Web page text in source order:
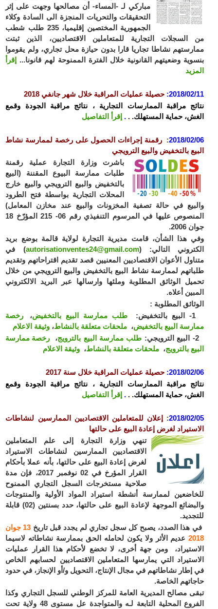
مباركي لـ -المساء- أن مصالحها وجهت على إثر
التحقيقات والتحريات المنجزة الى السادة وكلاء
الجمهورية المختصين إقليميا، 235 طلب شطب
من السجلات التجارية للمتعاملين الاقتصاديين، الذين ثبتت
ممارستهم نشاطا تجاريا قارا بدون حيازة محل تجاري، ولم يقوموا
بنسوية وضعيتهم القانونية خلال الفترة الممنوحة لهم قانونا...
إقرأ
المزيد
2018/02/11
: حصيلة عمليات المراقبة خلال شهر جانفي 2018
نتائج مراقبة الممارسات التجارية ، نتائج مراقبة الجودة وقمع
الغش، حماية المستهلك. . . إقرأ التفاصيل
2018/02/06
:رقمنة إجراءات الحصول على رخصة لممارسة نشاط
البيع بالتخفيض والبيع الترويجي
باشرت وزارة التجارة عملية رقمنة
طلبات ممارسة البيوع المقننة (البيع
بالتخفيض والبيع الترويجي والبيع خارج
المحلات التجارية بواسطة فتح الطرود
والبيع في حالة تصفية اﻟﻤﺨزونات والبيع عند مخازن المعامل)
المنصوص عليها في المرسوم التنفيذي رقم 06- 215 المؤرّخ 18
جوان 2006.
وفي هذا الشأن، قامت مديرية التجارة لولاية قالمة بوضع بريد
الكتروني التالي: (autorisationventes24@gmail.com) في
متناول الأعوان الاقتصاديين المعنيين قصد تقديم اقتراحاتهم وتقديم
طلباتهم لممارسة نشاط البيع بالتخفيض والبيع الترويجي من خلال
تحميل الوثائق المطلوبة وملئها وارسالها عبر البريد الالكتروني
المبين أعلاه.
الوثائق المطلوبة :
1- البيع بالتخفيض:
طلب ممارسة البيع بالتخفيض، رخصة
ممارسة البيع بالتخفيض، ملحقات متعلقة بالنشاط، وثيقة الاعلام
2- البيع الترويجي:
طلب ممارسة البيع بالترويج، رخصة ممارسة
البيع بالترويج، ملحقات متعلقة بالنشاط، وثيقة الاعلام
2018/02/06
: حصيلة عمليات المراقبة خلال سنة 2017
نتائج مراقبة الممارسات التجارية ، نتائج مراقبة الجودة وقمع
الغش، حماية المستهلك. . . إقرأ التفاصيل
2018/02/05
:
إعلان للمتعاملين الاقتصاديين الممارسين لنشاطات
الاستيراد لغرض إعادة البيع على حالتها
تنهي وزارة التجارة إلى علم المتعاملين
الاقتصاديين الممارسين لنشاطات الاستيراد
لغرض إعادة البيع على حالتها، بأنه عملا بأحكام
القرار المؤرخ في 02 نوفمبر 2017، فإن مدة
صلاحية مستخرجات السجل التجاري الممنوح
للخاضعين لممارسة أنشطة استيراد المواد الأولية والمنتوجات
والبضائع الموجهة لإعادة البيع على حالتها، حدد بسنتين (02) قابلة
للتجديد.
في هذا الصدد، يصبح كل سجل تجاري لم يجدد قبل تاريخ
13 جوان
2018عديم الأثر ولا يكون لحامله الحق بممارسة نشاطاته لاسيما
الاستيراد، ومن جهة أخرى، لا تخضع لأحكام هذا القرار عمليات
الاستيراد التي يمارسها المتعاملين الاقتصاديين لحسابهم الخاص
في إطار نشاطاتهم في مجال الإنتاج، التحويل و/أو الإنجاز، في حدود
حاجاتهم الخاصة.
تبقى مصالح المديرية العامة للمركز الوطني للسجل التجاري وكذا
الفروع المحلية التابعة لـه والمتواجدة عل مستوى 48 ولاية تحت